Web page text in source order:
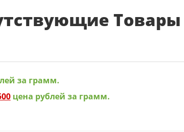
Товары
за грамм.
цена рублей за грамм.